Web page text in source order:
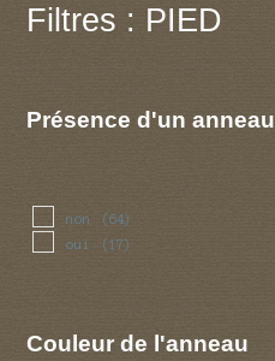
Filtres : PIED
Présence d'un anneau
non (64)
oui (17)
Couleur de l'anneau